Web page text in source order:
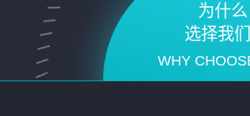
为什么
选择我
WHY